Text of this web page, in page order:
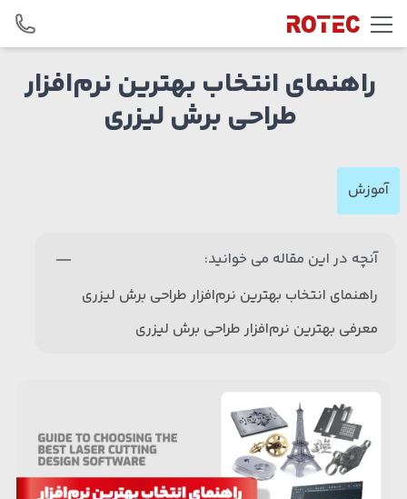
Skip to content
راهنمای انتخاب بهترین نرم‌افزار
طراحی برش لیزری
آموزش
آنچه در این مقاله می خوانید:
راهنمای انتخاب بهترین نرم‌افزار طراحی برش لیزری
معرفی بهترین نرم‌افزار طراحی برش لیزری